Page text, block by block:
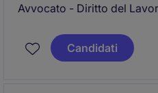
Avvocato - Diritto del
Candidati